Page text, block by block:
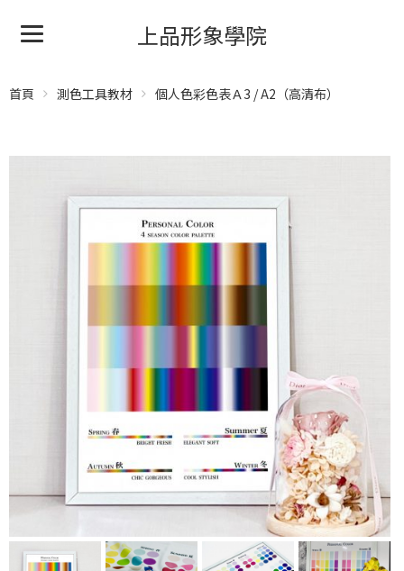
上品形象學院
首頁 測色工具教材 個人色彩色表Ａ3 / A2（高清布）